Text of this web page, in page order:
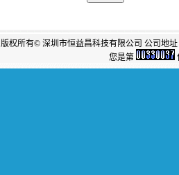
版权所有© 深圳市恒益昌科技有限公司 公司地
您是第